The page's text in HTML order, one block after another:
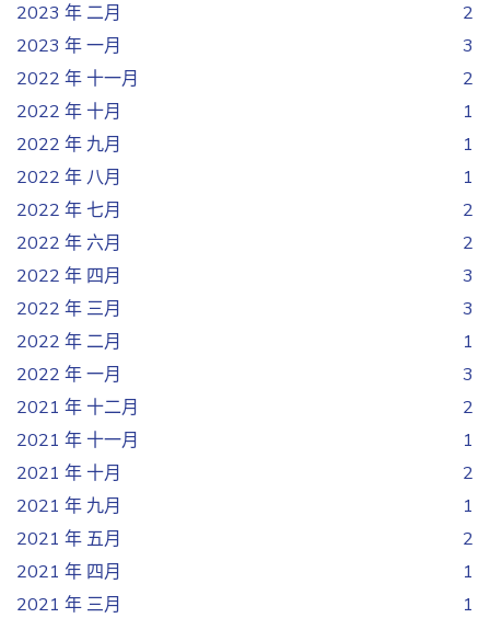
2023 年 二月
2
2023 年 一月
3
2022 年 十一月
2
2022 年 十月
1
2022 年 九月
1
2022 年 八月
1
2022 年 七月
2
2022 年 六月
2
2022 年 四月
3
2022 年 三月
3
2022 年 二月
1
2022 年 一月
3
2021 年 十二月
2
2021 年 十一月
1
2021 年 十月
2
2021 年 九月
1
2021 年 五月
2
2021 年 四月
1
2021 年 三月
1